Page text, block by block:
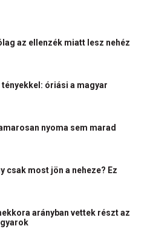
az ellenzék miatt lesz nehéz
óriási a magyar
nyoma sem marad
csak most jön a neheze? Ez
arányban vettek részt az